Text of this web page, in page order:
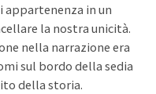
appartenenza in un
la nostra unicità.
nella narrazione era
sul bordo della sedia
della storia.